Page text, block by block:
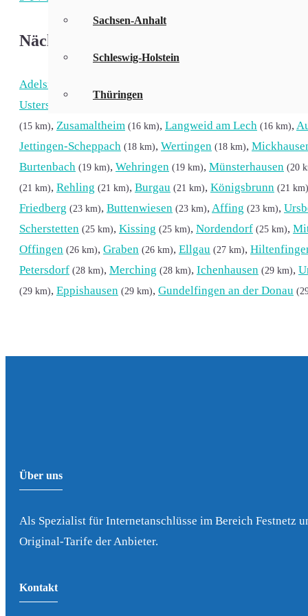
Sachsen-Anhalt
Schleswig-Holstein
Thüringen
Nächste Orte um Horgau
Adelsried
Ustersbach
Emersacker
(15 km), Zusamaltheim (16 km), Langweid am Lech (16 km),
Jettingen-Scheppach (18 km), Wertingen (18 km),
Burtenbach (19 km), Wehringen (19 km), Münsterhausen (20
(21 km), Rehling (21 km), Burgau (21 km), Königsbrunn (21 km)
Friedberg (23 km), Buttenwiesen (23 km), Affing (23 km),
Scherstetten (25 km), Kissing (25 km), Nordendorf (25 km),
Offingen (26 km), Graben (26 km), Ellgau (27 km),
Petersdorf (28 km), Merching (28 km), Ichenhausen (29 km),
(29 km), Eppishausen (29 km), Gundelfingen an der Donau
Über uns
Als Spezialist für Internetanschlüsse im Bereich Festnetz
Original-Tarife der Anbieter.
Kontakt